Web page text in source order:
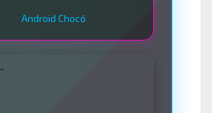
Android Chocó